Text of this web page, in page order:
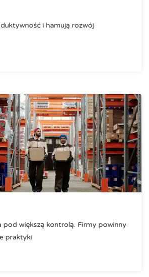
i hamują rozwój
pod większą kontrolą. Firmy powinny
praktyki